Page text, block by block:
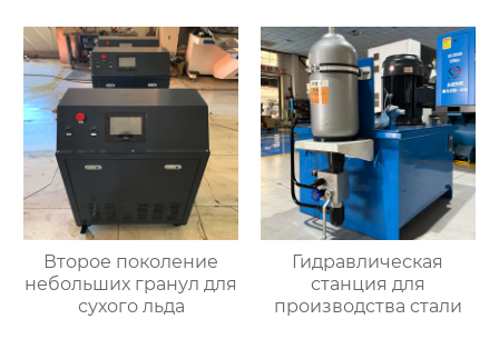
Второе поколение
небольших гранул для
сухого льда
Гидравлическая
станция для
производства стали